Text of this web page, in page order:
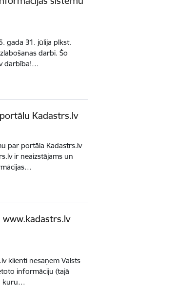
gada 31. jūlija plkst.
darbi. Šo
darbība!…
Kadastrs.lv
par portāla Kadastrs.lv
ir neaizstājams un
klienti nesaņem Valsts
informāciju (tajā
kuru…